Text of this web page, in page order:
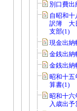
別口費
自昭和
訳簿 大
支部(1)
現金出納
金銭出納
金銭出納
昭和十
算書(1)
昭和十
入歳出予